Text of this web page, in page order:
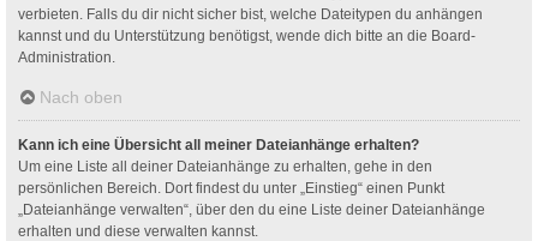
verbieten. Falls du dir nicht sicher bist, welche Dateitypen du anhängen
kannst und du Unterstützung benötigst, wende dich bitte an die Board-
Administration.
Nach oben
Kann ich eine Übersicht all meiner Dateianhänge erhalten?
Um eine Liste all deiner Dateianhänge zu erhalten, gehe in den
persönlichen Bereich. Dort findest du unter „Einstieg“ einen Punkt
„Dateianhänge verwalten“, über den du eine Liste deiner Dateianhänge
erhalten und diese verwalten kannst.